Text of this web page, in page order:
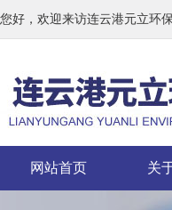
您好，欢迎来访连云港元立环
网站首页 关